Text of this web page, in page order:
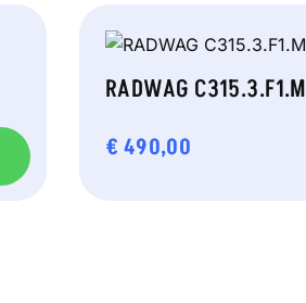
RADWAG C315.3.F1.M
€ 490,00